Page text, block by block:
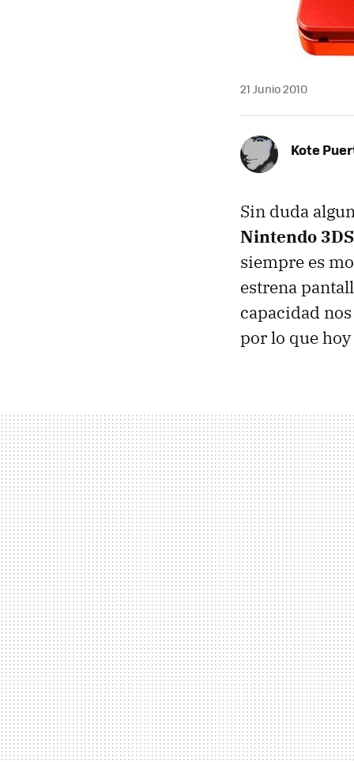
21 Junio 2010
Kote
Sin duda
Nintendo 3DS
siempre es
estrena
capacidad
por lo que